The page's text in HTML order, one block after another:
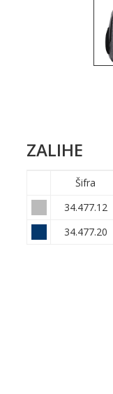
ZALIHE
Šifra
34.477.12
34.477.20